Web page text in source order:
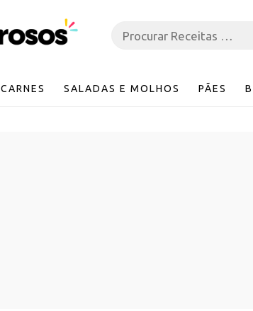
CARNES SALADAS E MOLHOS PÃES